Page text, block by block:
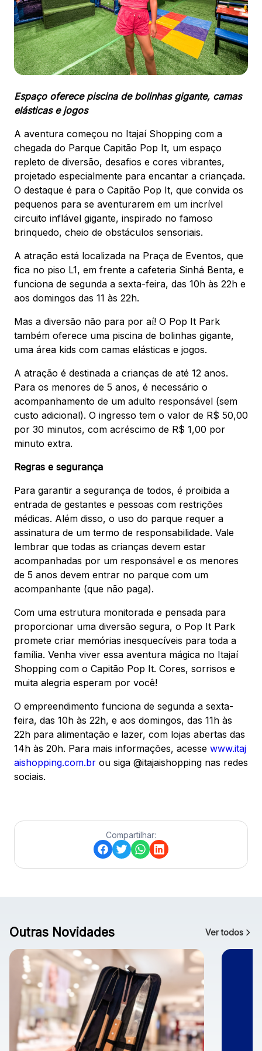
Ver local
Chamar Uber
CONTATO
(47) 3348-4609
Comodidades Eventos Cinema
Espaço oferece piscina de bolinhas gigante, camas
elásticas e jogos
A aventura começou no Itajaí Shopping com a
chegada do Parque Capitão Pop It, um espaço
repleto de diversão, desafios e cores vibrantes,
projetado especialmente para encantar a criançada.
O destaque é para o Capitão Pop It, que convida os
pequenos para se aventurarem em um incrível
circuito inflável gigante, inspirado no famoso
brinquedo, cheio de obstáculos sensoriais.
A atração está localizada na Praça de Eventos, que
fica no piso L1, em frente a cafeteria Sinhá Benta, e
funciona de segunda a sexta-feira, das 10h às 22h e
aos domingos das 11 às 22h.
Mas a diversão não para por aí! O Pop It Park
também oferece uma piscina de bolinhas gigante,
uma área kids com camas elásticas e jogos.
A atração é destinada a crianças de até 12 anos.
Para os menores de 5 anos, é necessário o
acompanhamento de um adulto responsável (sem
custo adicional). O ingresso tem o valor de R$ 50,00
por 30 minutos, com acréscimo de R$ 1,00 por
minuto extra.
Regras e segurança
Para garantir a segurança de todos, é proibida a
entrada de gestantes e pessoas com restrições
médicas. Além disso, o uso do parque requer a
assinatura de um termo de responsabilidade. Vale
lembrar que todas as crianças devem estar
acompanhadas por um responsável e os menores
de 5 anos devem entrar no parque com um
acompanhante (que não paga).
Com uma estrutura monitorada e pensada para
proporcionar uma diversão segura, o Pop It Park
promete criar memórias inesquecíveis para toda a
família. Venha viver essa aventura mágica no Itajaí
Shopping com o Capitão Pop It. Cores, sorrisos e
muita alegria esperam por você!
O empreendimento funciona de segunda a sexta-
feira, das 10h às 22h, e aos domingos, das 11h às
22h para alimentação e lazer, com lojas abertas das
14h às 20h. Para mais informações, acesse www.itaj
aishopping.com.br ou siga @itajaishopping nas redes
sociais.
Compartilhar:
Outras Novidades Ver todos